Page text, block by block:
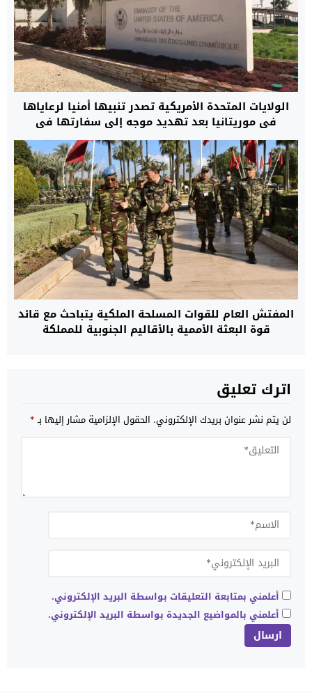
الولايات المتحدة الأمريكية تصدر تنبيها أمنيا لرعاياها
في موريتانيا بعد تهديد موجه إلى سفارتها في
نواكشوط بالهجوم على مصالحها
المفتش العام للقوات المسلحة الملكية يتباحث مع قائد
قوة البعثة الأممية بالأقاليم الجنوبية للمملكة
اترك تعليق
لن يتم نشر عنوان بريدك الإلكتروني. الحقول الإلزامية مشار إليها بـ*
أعلمني بمتابعة التعليقات بواسطة البريد الإلكتروني.
أعلمني بالمواضيع الجديدة بواسطة البريد الإلكتروني.